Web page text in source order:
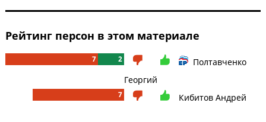
Рейтинг персон в этом материале
7 2
Полтавченко
Георгий
7 Кибитов Андрей